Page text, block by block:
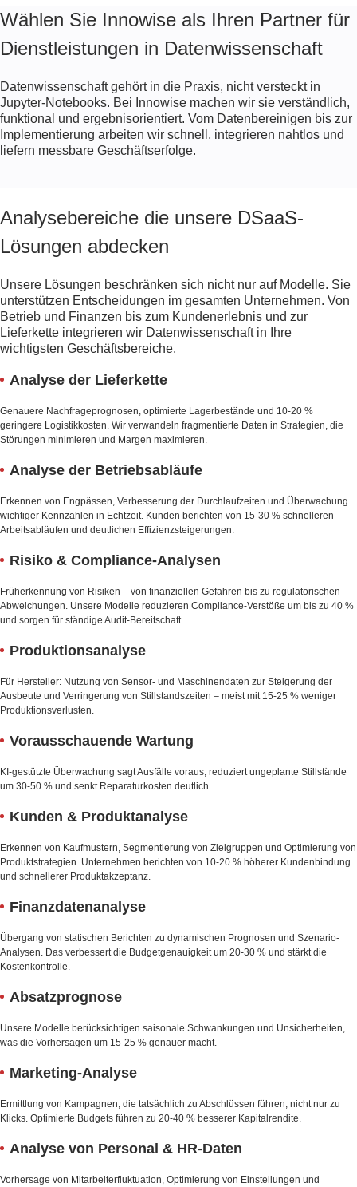
Wählen Sie Innowise als Ihren Partner für
Dienstleistungen in Datenwissenschaft
Datenwissenschaft gehört in die Praxis, nicht versteckt in
Jupyter-Notebooks. Bei Innowise machen wir sie verständlich,
funktional und ergebnisorientiert. Vom Datenbereinigen bis zur
Implementierung arbeiten wir schnell, integrieren nahtlos und
liefern messbare Geschäftserfolge.
Analysebereiche die unsere DSaaS-
Lösungen abdecken
Unsere Lösungen beschränken sich nicht nur auf Modelle. Sie
unterstützen Entscheidungen im gesamten Unternehmen. Von
Betrieb und Finanzen bis zum Kundenerlebnis und zur
Lieferkette integrieren wir Datenwissenschaft in Ihre
wichtigsten Geschäftsbereiche.
Analyse der Lieferkette
Genauere Nachfrageprognosen, optimierte Lagerbestände und 10-20 %
geringere Logistikkosten. Wir verwandeln fragmentierte Daten in Strategien, die
Störungen minimieren und Margen maximieren.
Analyse der Betriebsabläufe
Erkennen von Engpässen, Verbesserung der Durchlaufzeiten und Überwachung
wichtiger Kennzahlen in Echtzeit. Kunden berichten von 15-30 % schnelleren
Arbeitsabläufen und deutlichen Effizienzsteigerungen.
Risiko & Compliance-Analysen
Früherkennung von Risiken – von finanziellen Gefahren bis zu regulatorischen
Abweichungen. Unsere Modelle reduzieren Compliance-Verstöße um bis zu 40 %
und sorgen für ständige Audit-Bereitschaft.
Produktionsanalyse
Für Hersteller: Nutzung von Sensor- und Maschinendaten zur Steigerung der
Ausbeute und Verringerung von Stillstandszeiten – meist mit 15-25 % weniger
Produktionsverlusten.
Vorausschauende Wartung
KI-gestützte Überwachung sagt Ausfälle voraus, reduziert ungeplante Stillstände
um 30-50 % und senkt Reparaturkosten deutlich.
Kunden & Produktanalyse
Erkennen von Kaufmustern, Segmentierung von Zielgruppen und Optimierung von
Produktstrategien. Unternehmen berichten von 10-20 % höherer Kundenbindung
und schnellerer Produktakzeptanz.
Finanzdatenanalyse
Übergang von statischen Berichten zu dynamischen Prognosen und Szenario-
Analysen. Das verbessert die Budgetgenauigkeit um 20-30 % und stärkt die
Kostenkontrolle.
Absatzprognose
Unsere Modelle berücksichtigen saisonale Schwankungen und Unsicherheiten,
was die Vorhersagen um 15-25 % genauer macht.
Marketing-Analyse
Ermittlung von Kampagnen, die tatsächlich zu Abschlüssen führen, nicht nur zu
Klicks. Optimierte Budgets führen zu 20-40 % besserer Kapitalrendite.
Analyse von Personal & HR-Daten
Vorhersage von Mitarbeiterfluktuation, Optimierung von Einstellungen und